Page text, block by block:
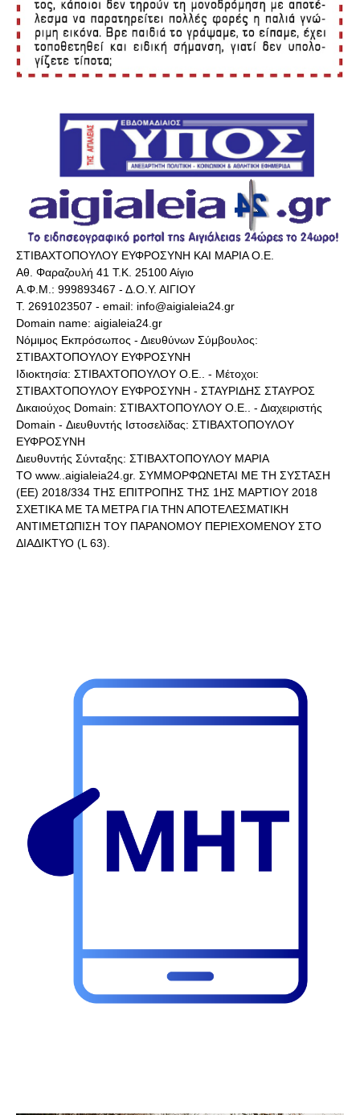
ΣΤΙΒΑΧΤΟΠΟΥΛΟΥ ΕΥΦΡΟΣΥΝΗ ΚΑΙ ΜΑΡΙΑ Ο.Ε.
Αθ. Φαραζουλή 41 Τ.Κ. 25100 Αίγιο
Α.Φ.Μ.: 999893467 - Δ.Ο.Υ. ΑΙΓΙΟΥ
Τ. 2691023507 - email: info@aigialeia24.gr
Domain name: aigialeia24.gr
Νόμιμος Εκπρόσωπος - Διευθύνων Σύμβουλος:
ΣΤΙΒΑΧΤΟΠΟΥΛΟΥ ΕΥΦΡΟΣΥΝΗ
Ιδιοκτησία: ΣΤΙΒΑΧΤΟΠΟΥΛΟΥ Ο.Ε.. - Μέτοχοι:
ΣΤΙΒΑΧΤΟΠΟΥΛΟΥ ΕΥΦΡΟΣΥΝΗ - ΣΤΑΥΡΙΔΗΣ ΣΤΑΥΡΟΣ
Δικαιούχος Domain: ΣΤΙΒΑΧΤΟΠΟΥΛΟΥ Ο.Ε.. - Διαχειριστής
Domain - Διευθυντής Ιστοσελίδας: ΣΤΙΒΑΧΤΟΠΟΥΛΟΥ
ΕΥΦΡΟΣΥΝΗ
Διευθυντής Σύνταξης: ΣΤΙΒΑΧΤΟΠΟΥΛΟΥ ΜΑΡΙΑ
ΤΟ www..aigialeia24.gr. ΣΥΜΜΟΡΦΩΝΕΤΑΙ ΜΕ ΤΗ ΣΥΣΤΑΣΗ
(ΕΕ) 2018/334 ΤΗΣ ΕΠΙΤΡΟΠΗΣ ΤΗΣ 1ΗΣ ΜΑΡΤΙΟΥ 2018
ΣΧΕΤΙΚΑ ΜΕ ΤΑ ΜΕΤΡΑ ΓΙΑ ΤΗΝ ΑΠΟΤΕΛΕΣΜΑΤΙΚΗ
ΑΝΤΙΜΕΤΩΠΙΣΗ ΤΟΥ ΠΑΡΑΝΟΜΟΥ ΠΕΡΙΕΧΟΜΕΝΟΥ ΣΤΟ
ΔΙΑΔΙΚΤΥΟ (L 63).